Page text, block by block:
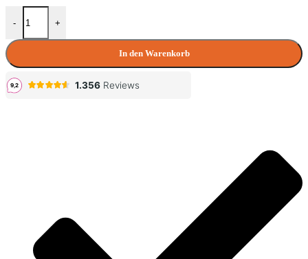
-
VIK – LUX Cosy Gartenkamin Rostoptik (für an einen Tisch) Menge
+
In den Warenkorb